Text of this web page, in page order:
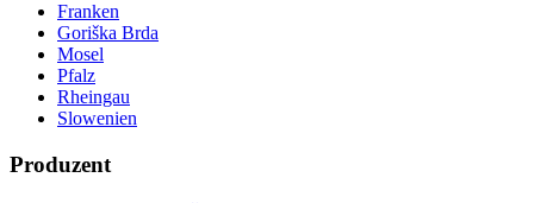
Franken
Goriška Brda
Mosel
Pfalz
Rheingau
Slowenien
Produzent